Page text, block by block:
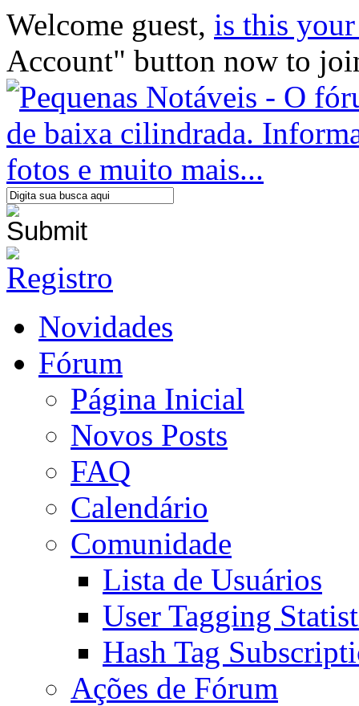
Welcome guest, is this
Account" button now to
Novidades
Fórum
Página Inicial
Novos Posts
FAQ
Calendário
Comunidade
Lista de Usuários
User Tagging
Hash Tag
Ações de Fórum